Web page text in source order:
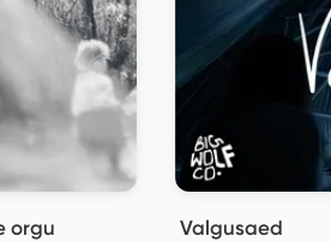
orgu Valgusaed